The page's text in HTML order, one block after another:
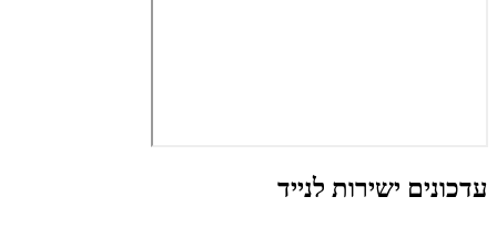
עדכונים ישירות לנייד